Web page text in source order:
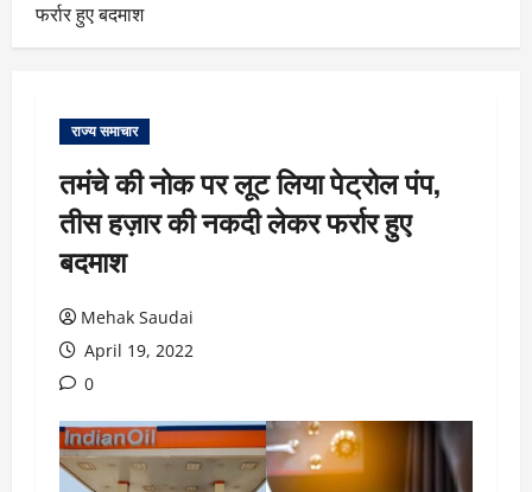
फर्रार हुए बदमाश
राज्य समाचार
तमंचे की नोक पर लूट लिया पेट्रोल पंप,
तीस हज़ार की नकदी लेकर फर्रार हुए
बदमाश
Mehak Saudai
April 19, 2022
0